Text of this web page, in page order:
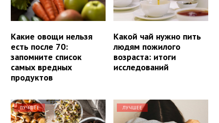
Какие овощи нельзя
есть после 70:
запомните список
самых вредных
продуктов
Какой чай нужно пить
людям пожилого
возраста: итоги
исследований
ЛУЧШЕЕ ЛУЧШЕЕ